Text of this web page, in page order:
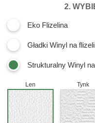
2.
Eko Flizelina
Gładki Winyl na
Strukturalny Winyl
Len Tynk